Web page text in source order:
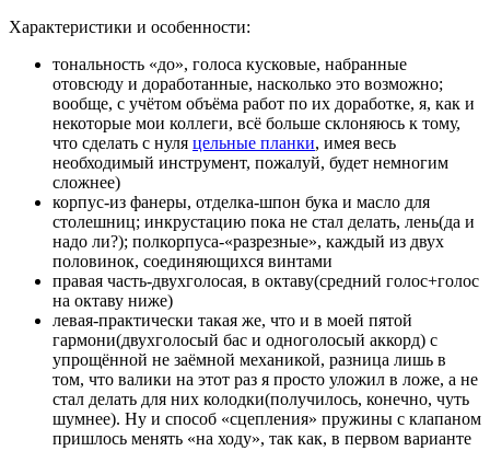
Характеристики и особенности:
тональность «до», голоса кусковые, набранные
отовсюду и доработанные, насколько это возможно;
вообще, с учётом объёма работ по их доработке, я, как и
некоторые мои коллеги, всё больше склоняюсь к тому,
что сделать с нуля цельные планки, имея весь
необходимый инструмент, пожалуй, будет немногим
сложнее)
корпус-из фанеры, отделка-шпон бука и масло для
столешниц; инкрустацию пока не стал делать, лень(да и
надо ли?); полкорпуса-«разрезные», каждый из двух
половинок, соединяющихся винтами
правая часть-двухголосая, в октаву(средний голос+голос
на октаву ниже)
левая-практически такая же, что и в моей пятой
гармони(двухголосый бас и одноголосый аккорд) с
упрощённой не заёмной механикой, разница лишь в
том, что валики на этот раз я просто уложил в ложе, а не
стал делать для них колодки(получилось, конечно, чуть
шумнее). Ну и способ «сцепления» пружины с клапаном
пришлось менять «на ходу», так как, в первом варианте